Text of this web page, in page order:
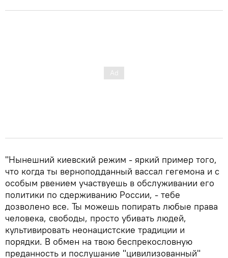
"Нынешний киевский режим - яркий пример того,
что когда ты верноподданный вассал гегемона и с
особым рвением участвуешь в обслуживании его
политики по сдерживанию России, - тебе
дозволено все. Ты можешь попирать любые права
человека, свободы, просто убивать людей,
культивировать неонацистские традиции и
порядки. В обмен на твою беспрекословную
преданность и послушание "цивилизованный"